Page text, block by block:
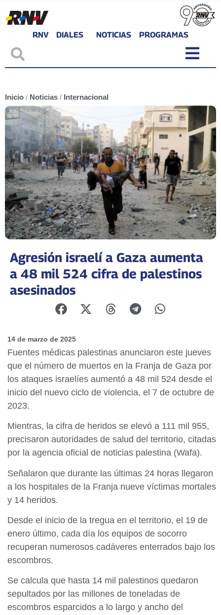
RNV DIALES NOTICIAS PROGRAMAS
Inicio / Noticias / Internacional
Agresión israelí a Gaza aumenta
a 48 mil 524 cifra de palestinos
asesinados
14 de marzo de 2025
Fuentes médicas palestinas anunciaron este jueves
que el número de muertos en la Franja de Gaza por
los ataques israelíes aumentó a 48 mil 524 desde el
inicio del nuevo ciclo de violencia, el 7 de octubre de
2023.
Mientras, la cifra de heridos se elevó a 111 mil 955,
precisaron autoridades de salud del territorio, citadas
por la agencia oficial de noticias palestina (Wafa).
Señalaron que durante las últimas 24 horas llegaron
a los hospitales de la Franja nueve víctimas mortales
y 14 heridos.
Desde el inicio de la tregua en el territorio, el 19 de
enero último, cada día los equipos de socorro
recuperan numerosos cadáveres enterrados bajo los
escombros.
Se calcula que hasta 14 mil palestinos quedaron
sepultados por las millones de toneladas de
escombros esparcidos a lo largo y ancho del